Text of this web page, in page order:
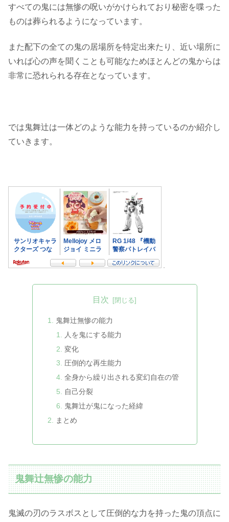
すべての鬼には無惨の呪いがかけられており秘密を喋った
ものは葬られるようになっています。
また配下の全ての鬼の居場所を特定出来たり、近い場所に
いれば心の声を聞くことも可能なためほとんどの鬼からは
非常に恐れられる存在となっています。
では鬼舞辻は一体どのような能力を持っているのか紹介し
ていきます。
目次
鬼舞辻無惨の能力
人を鬼にする能力
変化
圧倒的な再生能力
全身から繰り出される変幻自在の管
自己分裂
鬼舞辻が鬼になった経緯
まとめ
鬼舞辻無惨の能力
鬼滅の刃のラスボスとして圧倒的な力を持った鬼の頂点に